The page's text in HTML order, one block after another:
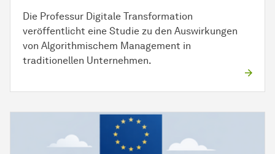
Die Professur Digitale Transformation
veröffentlicht eine Studie zu den Auswirkungen
von Algorithmischem Management in
traditionellen Unternehmen.